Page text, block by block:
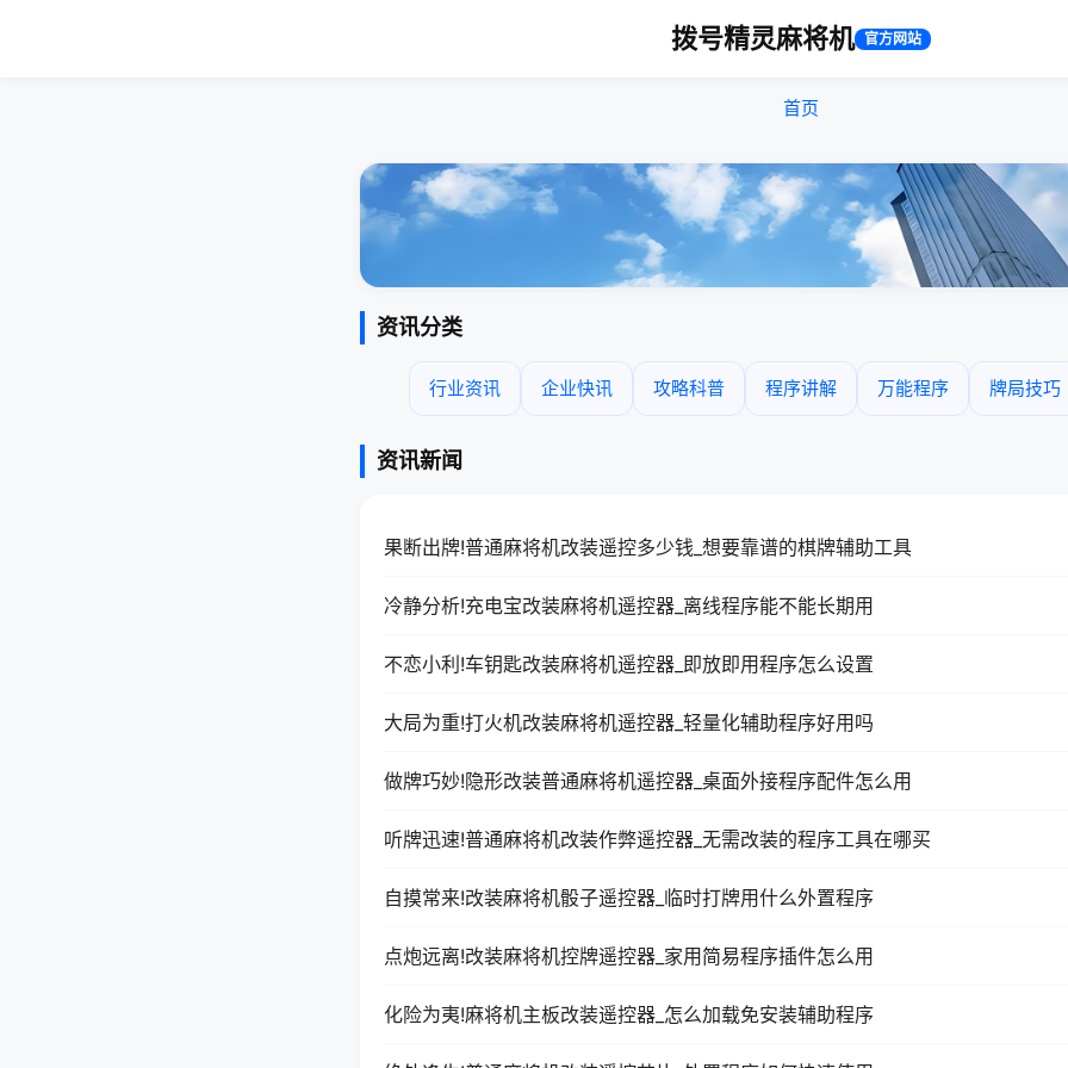
拨号精灵麻将机 官方网站
首页
资讯分类
行业资讯 企业快讯 攻略科普 程序讲解 万能程序 牌局技巧
资讯新闻
果断出牌!普通麻将机改装遥控多少钱_想要靠谱的棋牌辅助工具
冷静分析!充电宝改装麻将机遥控器_离线程序能不能长期用
不恋小利!车钥匙改装麻将机遥控器_即放即用程序怎么设置
大局为重!打火机改装麻将机遥控器_轻量化辅助程序好用吗
做牌巧妙!隐形改装普通麻将机遥控器_桌面外接程序配件怎么用
听牌迅速!普通麻将机改装作弊遥控器_无需改装的程序工具在哪买
自摸常来!改装麻将机骰子遥控器_临时打牌用什么外置程序
点炮远离!改装麻将机控牌遥控器_家用简易程序插件怎么用
化险为夷!麻将机主板改装遥控器_怎么加载免安装辅助程序